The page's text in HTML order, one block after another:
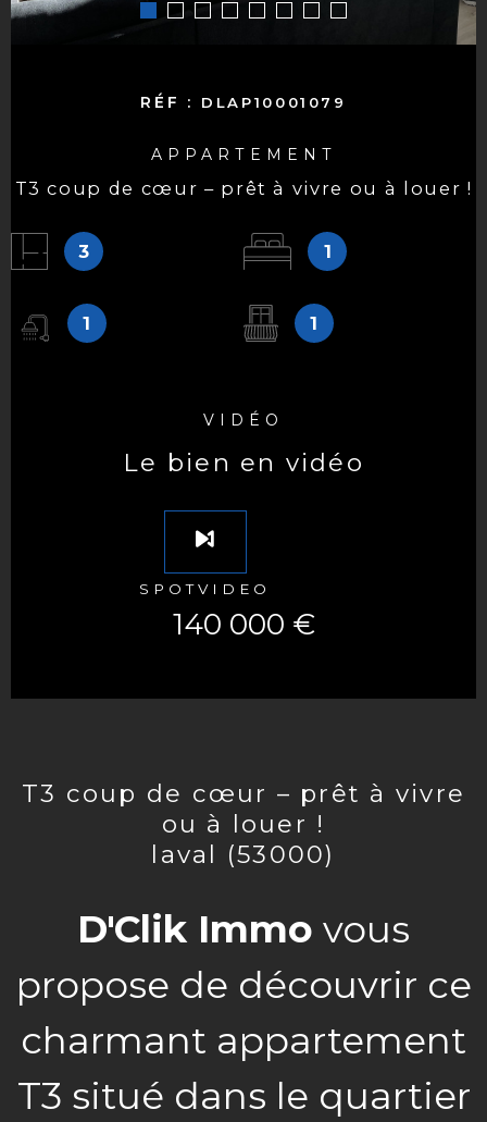
RÉF : DLAP10001079
APPARTEMENT
t3 coup de cœur – prêt à vivre ou à louer !
3 1
1 1
VIDÉO
le bien en vidéo
SPOTVIDEO
140 000 €
t3 coup de cœur – prêt à vivre
ou à louer !
laval (53000)
D'Clik Immo vous
propose de découvrir ce
charmant appartement
T3 situé dans le quartier